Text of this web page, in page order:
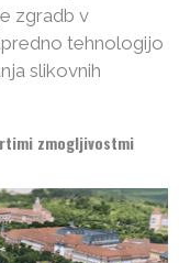
zgradb v
tehnologijo
slikovnih
zmogljivostmi